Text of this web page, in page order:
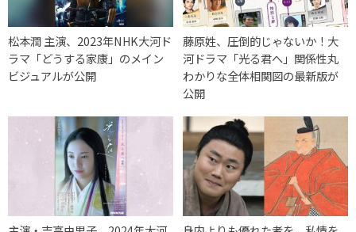
松本潤 主演、2023年NHK大河ド
ラマ「どうする家康」のメイン
ビジュアルが公開
藤原姓、圧倒的じゃないか！大
河ドラマ「光る君へ」関係性丸
わかりな全体相関図の最新版が
公開